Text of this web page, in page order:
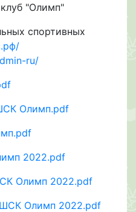
"Олимп"
спортивных
ru/
Олимп.pdf
2022.pdf
Олимп 2022.pdf
ШСК Олимп 2022.pdf